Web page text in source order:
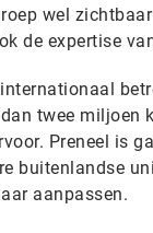
wel
de expertise
twee
Preneel is
buitenlandse
aanpassen.